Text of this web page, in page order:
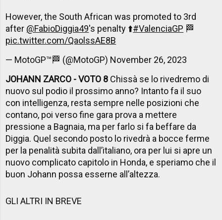
However, the South African was promoted to 3rd
after @FabioDiggia49's penalty ⬆️#ValenciaGP 🏁
pic.twitter.com/QaolssAE8B
— MotoGP™🏁 (@MotoGP) November 26, 2023
JOHANN ZARCO - VOTO 8 Chissà se lo rivedremo di
nuovo sul podio il prossimo anno? Intanto fa il suo
con intelligenza, resta sempre nelle posizioni che
contano, poi verso fine gara prova a mettere
pressione a Bagnaia, ma per farlo si fa beffare da
Diggia. Quel secondo posto lo rivedrà a bocce ferme
per la penalità subita dall’italiano, ora per lui si apre un
nuovo complicato capitolo in Honda, e speriamo che il
buon Johann possa esserne all’altezza.
GLI ALTRI IN BREVE